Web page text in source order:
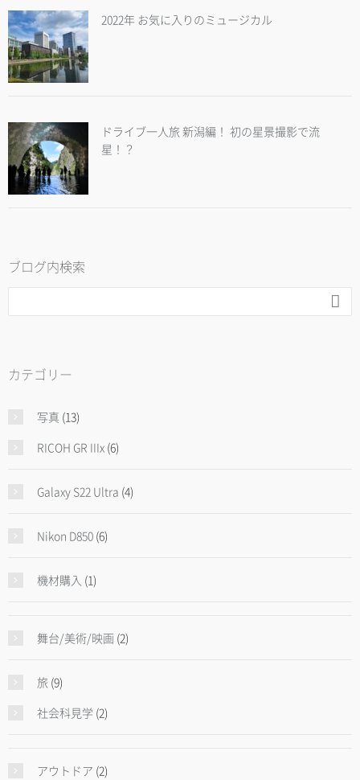
2022年 お気に入りのミュージカル
ドライブ一人旅 新潟編！ 初の星景撮影で流
星！？
ブログ内検索

カテゴリー
写真 (13)
RICOH GR IIIx (6)
Galaxy S22 Ultra (4)
Nikon D850 (6)
機材購入 (1)
舞台/美術/映画 (2)
旅 (9)
社会科見学 (2)
アウトドア (2)